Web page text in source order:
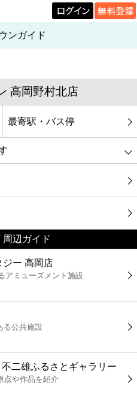
ンガイド
高岡野村北店
最寄駅・バス停
辺ガイド
ジー 高岡店
アミューズメント施設
る公共施設
二雄ふるさとギャラリー
点や作品を紹介